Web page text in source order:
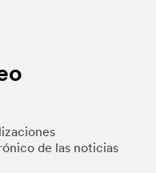
de las noticias